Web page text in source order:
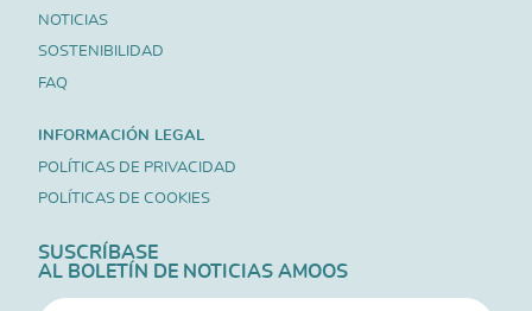
NOTICIAS
SOSTENIBILIDAD
FAQ
INFORMACIÓN LEGAL
POLÍTICAS DE PRIVACIDAD
POLÍTICAS DE COOKIES
SUSCRÍBASE
AL BOLETÍN DE NOTICIAS AMOOS